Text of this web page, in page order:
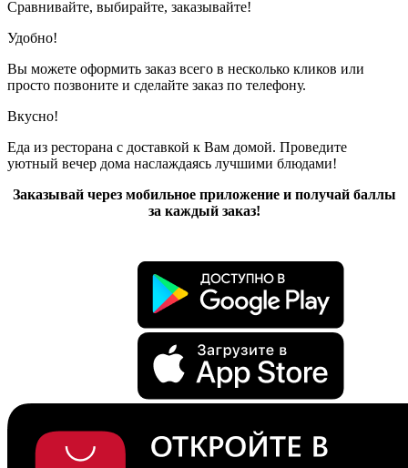
Сравнивайте, выбирайте, заказывайте!
Удобно!
Вы можете оформить заказ всего в несколько кликов или
просто позвоните и сделайте заказ по телефону.
Вкусно!
Еда из ресторана с доставкой к Вам домой. Проведите
уютный вечер дома наслаждаясь лучшими блюдами!
Заказывай через мобильное приложение и получай баллы
за каждый заказ!